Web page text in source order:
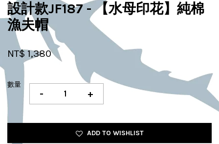
設計款JF187 - 【水母印花】純棉
漁夫帽
NT$ 1,380
數量
- +
ADD TO WISHLIST